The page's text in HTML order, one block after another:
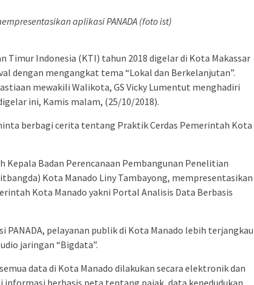
aplikasi PANADA (foto ist)
Timur Indonesia (KTI) tahun 2018 digelar di Kota Makassar
dengan mengangkat tema “Lokal dan Berkelanjutan”.
mewakili Walikota, GS Vicky Lumentut menghadiri
ini, Kamis malam, (25/10/2018).
berbagi cerita tentang Praktik Cerdas Pemerintah Kota
Kepala Badan Perencanaan Pembangunan Penelitian
Kota Manado Liny Tambayong, mempresentasikan
Kota Manado yakni Portal Analisis Data Berbasis
PANADA, pelayanan publik di Kota Manado lebih terjangkau
jaringan “Bigdata”.
data di Kota Manado dilakukan secara elektronik dan